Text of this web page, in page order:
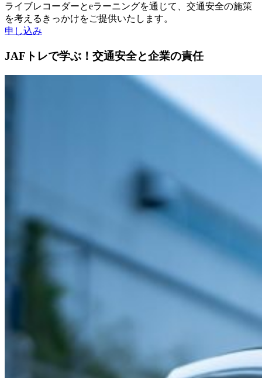
ライブレコーダーとeラーニングを通じて、交通安全の施策
を考えるきっかけをご提供いたします。
申し込み
JAFトレで学ぶ！交通安全と企業の責任